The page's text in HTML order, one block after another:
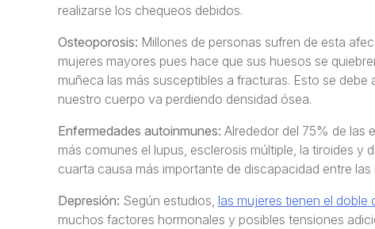
realizarse los chequeos debidos.
Osteoporosis: Millones de personas sufren de esta
mujeres mayores pues hace que sus huesos se
muñeca las más susceptibles a fracturas. Esto se
nuestro cuerpo va perdiendo densidad ósea.
Enfermedades autoinmunes: Alrededor del 75% de las
más comunes el lupus, esclerosis múltiple, la tiroides
cuarta causa más importante de discapacidad entre las
Depresión: Según estudios, las mujeres tienen el doble
muchos factores hormonales y posibles tensiones